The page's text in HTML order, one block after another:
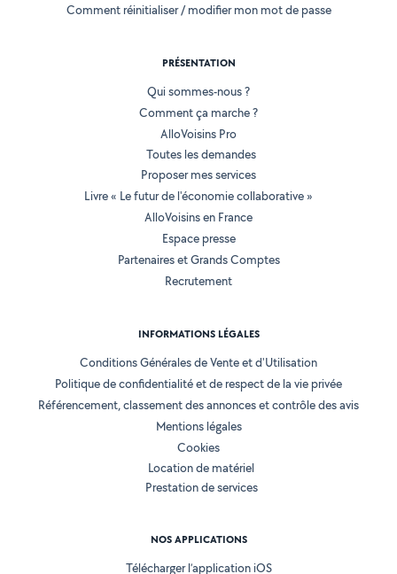
Comment réinitialiser / modifier mon mot de passe
PRÉSENTATION
Qui sommes-nous ?
Comment ça marche ?
AlloVoisins Pro
Toutes les demandes
Proposer mes services
Livre « Le futur de l'économie collaborative »
AlloVoisins en France
Espace presse
Partenaires et Grands Comptes
Recrutement
INFORMATIONS LÉGALES
Conditions Générales de Vente et d'Utilisation
Politique de confidentialité et de respect de la vie privée
Référencement, classement des annonces et contrôle des avis
Mentions légales
Cookies
Location de matériel
Prestation de services
NOS APPLICATIONS
Télécharger l’application iOS